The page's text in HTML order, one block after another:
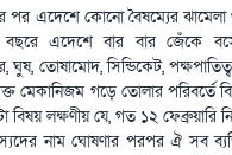
পর এদেশে কোনো বৈষম্যের ঝামেলা
বছরে এদেশে বার বার জেঁকে
ঘুষ, তোষামোদ, সিন্ডিকেট,
মেকানিজম গড়ে তোলার পরিবর্তে
লক্ষণীয় যে, গত ১২ ফেব্রুয়ারি
নাম ঘোষণার পরপর ঐ সব